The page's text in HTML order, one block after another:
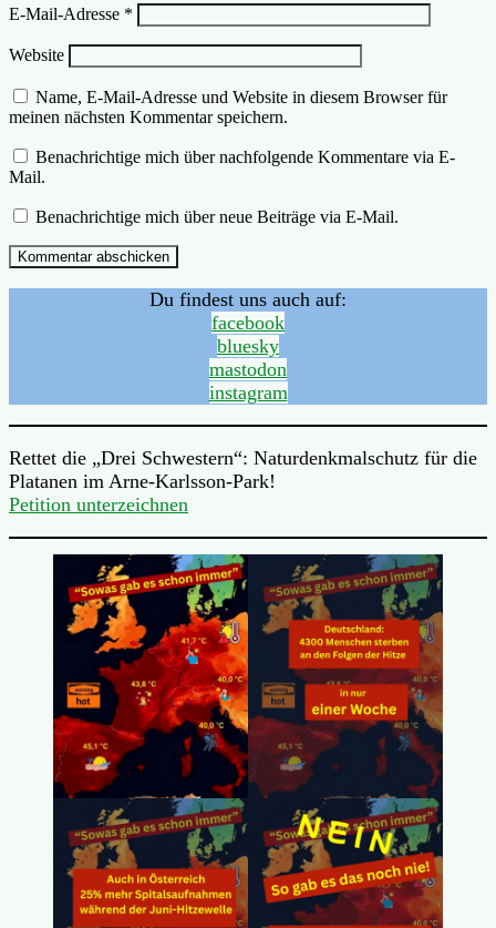
E-Mail-Adresse *
Website
Name, E-Mail-Adresse und Website in diesem Browser für
meinen nächsten Kommentar speichern.
Benachrichtige mich über nachfolgende Kommentare via E-
Mail.
Benachrichtige mich über neue Beiträge via E-Mail.
Du findest uns auch auf:
facebook
bluesky
mastodon
instagram
Rettet die „Drei Schwestern“: Naturdenkmalschutz für die
Platanen im Arne-Karlsson-Park!
Petition unterzeichnen